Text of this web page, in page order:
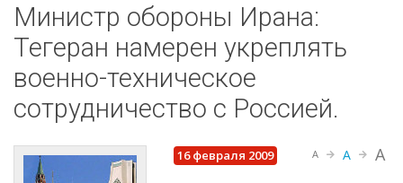
Министр обороны Ирана:
Тегеран намерен укреплять
военно-техническое
сотрудничество с Россией.
16 февраля 2009 A A A